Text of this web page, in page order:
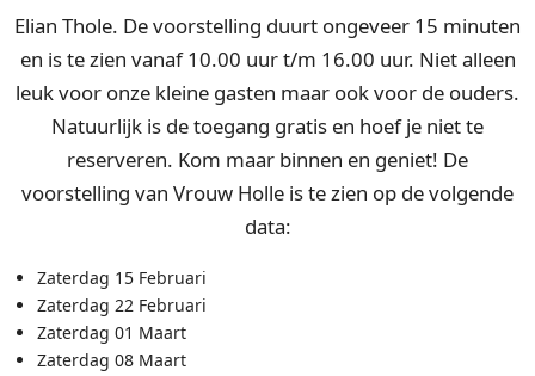
Elian Thole. De voorstelling duurt ongeveer 15 minuten
en is te zien vanaf 10.00 uur t/m 16.00 uur. Niet alleen
leuk voor onze kleine gasten maar ook voor de ouders.
Natuurlijk is de toegang gratis en hoef je niet te
reserveren. Kom maar binnen en geniet! De
voorstelling van Vrouw Holle is te zien op de volgende
data:
Zaterdag 15 Februari
Zaterdag 22 Februari
Zaterdag 01 Maart
Zaterdag 08 Maart